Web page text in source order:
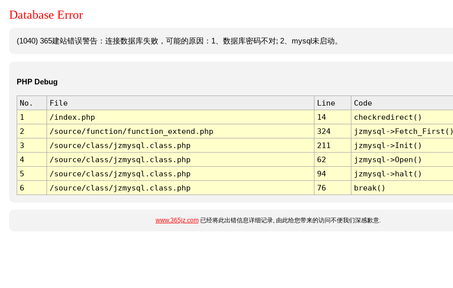
Database Error
(1040) 365建站错误警告：连接数据库失败，可能的原因：1、数据库密码不对; 2、mysql未启动。
PHP Debug
No. File Line
Code
1
/index.php 14
checkredirect()
2
/source/function/function_extend.php 324
jzmysql-
3
/source/class/jzmysql.class.php 211
jzmysql->Init()
4
/source/class/jzmysql.class.php 62
jzmysql->Open()
5
/source/class/jzmysql.class.php 94
jzmysql->halt()
6
/source/class/jzmysql.class.php 76 break()
www.365jz.com已经将此出错信息详细记录, 由此给您带来的访问不便我们深感歉意.